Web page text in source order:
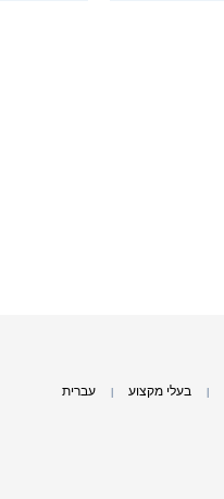
בעלי מקצוע עברית